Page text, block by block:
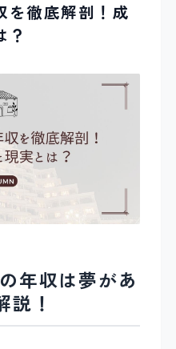
を徹底解剖！成
？
年収は夢があ
説！